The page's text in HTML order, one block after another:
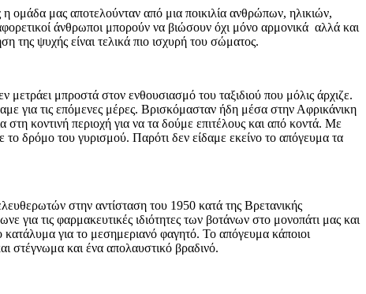
μας αποτελούνταν από μια ποικιλία ανθρώπων, ηλικιών,
άνθρωποι μπορούν να βιώσουν όχι μόνο αρμονικά αλλά και
της ψυχής είναι τελικά πιο ισχυρή του σώματος.
μπροστά στον ενθουσιασμό του ταξιδιού που μόλις άρχιζε.
για τις επόμενες μέρες. Βρισκόμασταν ήδη μέσα στην Αφρικάνικη
κοντινή περιοχή για να τα δούμε επιτέλους και από κοντά. Με
το δρόμο του γυρισμού. Παρότι δεν είδαμε εκείνο το απόγευμα τα
στην αντίσταση του 1950 κατά της Βρετανικής
για τις φαρμακευτικές ιδιότητες των βοτάνων στο μονοπάτι μας και
για το μεσημεριανό φαγητό. Το απόγευμα κάποιοι
στέγνωμα και ένα απολαυστικό βραδινό.